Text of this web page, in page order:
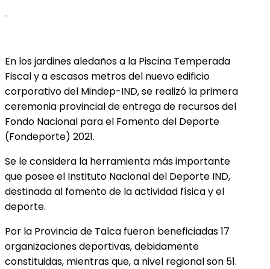
En los jardines aledaños a la Piscina Temperada
Fiscal y a escasos metros del nuevo edificio
corporativo del Mindep-IND, se realizó la primera
ceremonia provincial de entrega de recursos del
Fondo Nacional para el Fomento del Deporte
(Fondeporte) 2021.
Se le considera la herramienta más importante
que posee el Instituto Nacional del Deporte IND,
destinada al fomento de la actividad física y el
deporte.
Por la Provincia de Talca fueron beneficiadas 17
organizaciones deportivas, debidamente
constituidas, mientras que, a nivel regional son 51.